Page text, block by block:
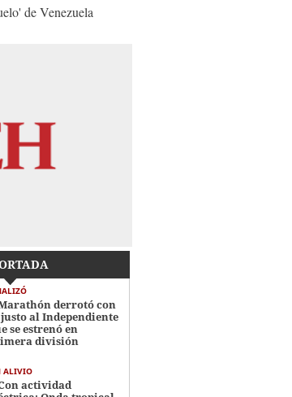
de Venezuela
derrotó con
al Independiente
se estrenó en
división
ALIVIO
actividad